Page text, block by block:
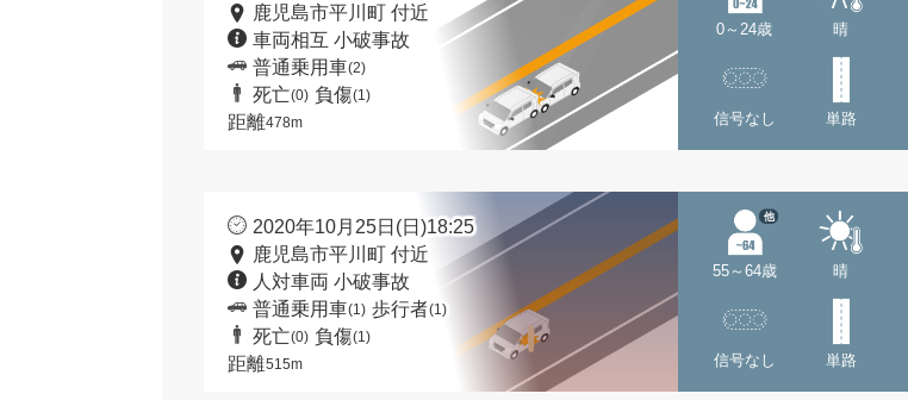
鹿児島市平川町 付近
車両相互 小破事故
普通乗用車(2)
死亡(0) 負傷(1)
距離478m
0～24歳 晴
信号なし 単路
2020年10月25日(日)18:25
鹿児島市平川町 付近
人対車両 小破事故
普通乗用車(1) 歩行者(1)
死亡(0) 負傷(1)
距離515m
55～64歳
他
晴
信号なし 単路